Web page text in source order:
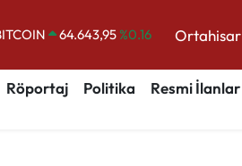
64.643,95 %0.16
EURO
55,0250 %0.02
Ortahisar
Röportaj Politika
Resmi İlanlar